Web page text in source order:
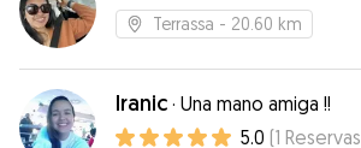
Terrassa - 20.60 km
Iranic · Una mano amiga !!
5.0 (1 Reservas